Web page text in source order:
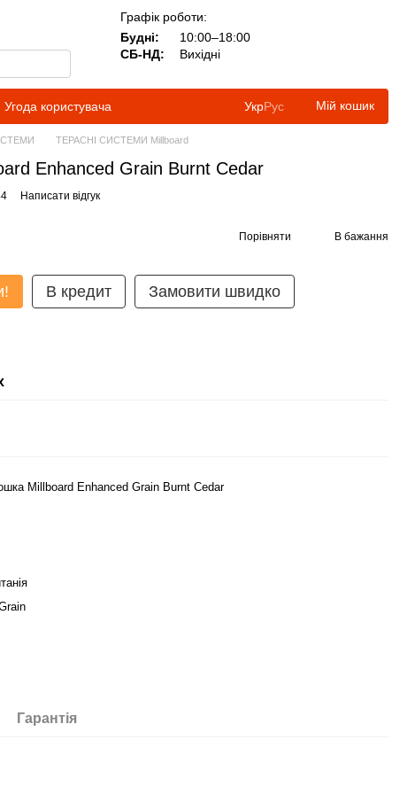
Графік роботи:
Будні:
10:00–18:00
СБ-НД:
Вихідні
Угода користувача УкрРус Мій кошик
ТЕРАСНІ СИСТЕМИ Millboard
Enhanced Grain Burnt Cedar
Написати відгук
Порівняти В бажання
В кредит Замовити швидко
Millboard Enhanced Grain Burnt Cedar
Гарантія